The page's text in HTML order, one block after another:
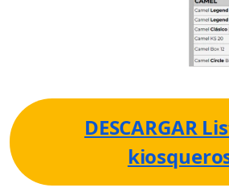
DESCARGAR